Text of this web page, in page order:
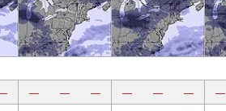
— — — — — — —